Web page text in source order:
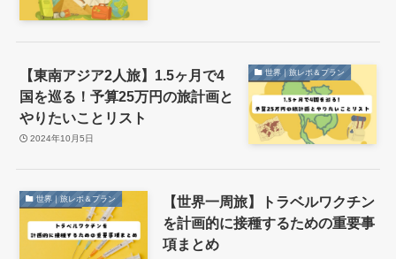
世界｜旅レポ＆プラン
【東南アジア2人旅】1.5ヶ月で4
国を巡る！予算25万円の旅計画と
やりたいことリスト
2024年10月5日
世界｜旅レポ＆プラン
【世界一周旅】トラベルワクチン
を計画的に接種するための重要事
項まとめ